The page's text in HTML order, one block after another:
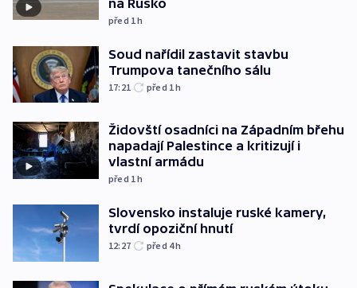
na Rusko
před 1h
Soud nařídil zastavit stavbu
Trumpova tanečního sálu
17:21 před 1h
Židovští osadníci na Západním břehu
napadají Palestince a kritizují i
vlastní armádu
před 1h
Slovensko instaluje ruské kamery,
tvrdí opoziční hnutí
12:27 před 4h